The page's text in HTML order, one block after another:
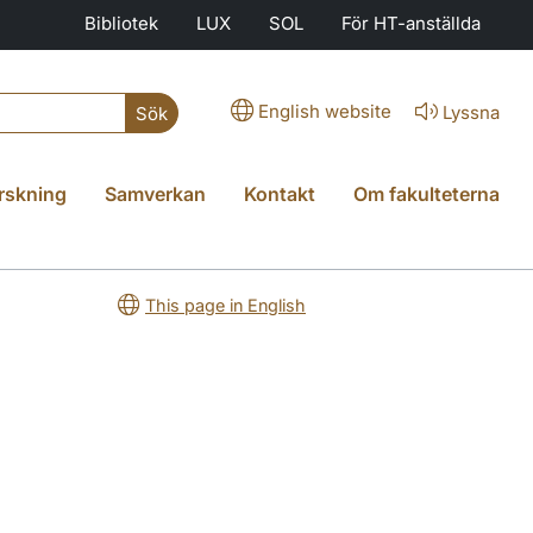
Bibliotek LUX SOL För HT-anställda
Sök English website Lyssna
Samverkan Kontakt Om fakulteterna
This page in English